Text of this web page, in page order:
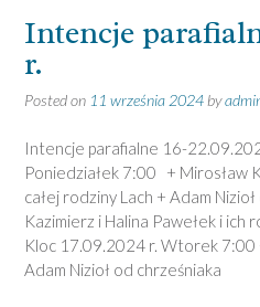
Intencje
r.
Posted on 11 września 2024 by
Intencje parafialne 16-
Poniedziałek 7:00 + Mirosław
całej rodziny Lach + Adam
Kazimierz i Halina Pawełek i ich
Kloc 17.09.2024 r. Wtorek 7:00
Adam Nizioł od chrześniaka